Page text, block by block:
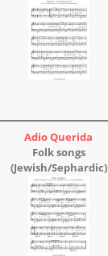
Adio Querida
Folk songs
(Jewish/Sephardic)